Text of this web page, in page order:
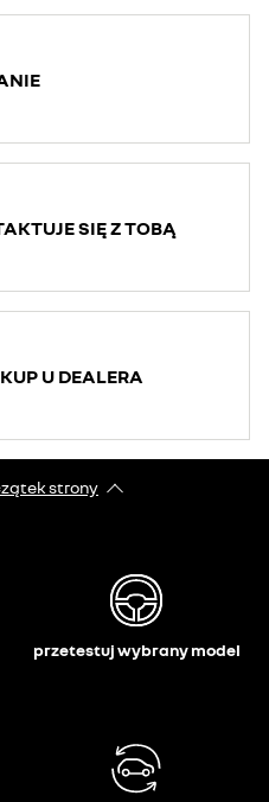
SIĘ Z TOBĄ
U DEALERA
strony
przetestuj wybrany model